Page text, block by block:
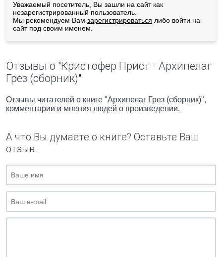
Уважаемый посетитель, Вы зашли на сайт как
незарегистрированный пользователь.
Мы рекомендуем Вам зарегистрироваться либо войти на
сайт под своим именем.
Отзывы о "Кристофер Прист - Архипелаг
Грез (сборник)"
Отзывы читателей о книге "Архипелаг Грез (сборник)",
комментарии и мнения людей о произведении.
А что Вы думаете о книге? Оставьте Ваш
отзыв.